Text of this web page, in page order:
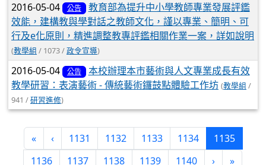
2016-05-04 公告
教育部為提升中小學教師專業發展評鑑
效能，建構教與學對話之教師文化，謹以專業、簡明、可
行及e化原則，精進調整教專評鑑相關作業一案，詳如說明
(教學組 / 1073 /政令宣導)
2016-05-04 公告
本校辦理本市藝術與人文專業成長有效
教學研習：表演藝術 - 傳統藝術鑼鼓點體驗工作坊 (教學組 /
941 /研習進修)
« ‹ 1131 1132 1133 1134 1135
1136
1137 1138 1139 1140 › »